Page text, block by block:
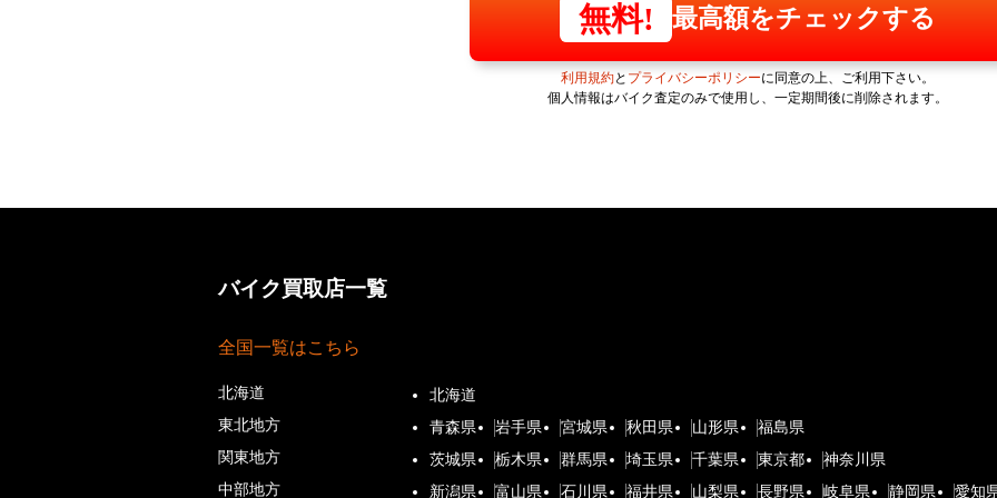
無料! 最高額をチェックする
利用規約と プライバシーポリシーに同意の上、ご利用下さい。
個人情報はバイク査定のみで使用し、一定期間後に削除されます。
バイク買取店一覧
全国一覧はこちら
北海道
北海道
東北地方
青森県 岩手県 宮城県 秋田県 山形県
福島県
関東地方
茨城県 栃木県 群馬県 埼玉県 千葉県 東京都
神奈川県
中部地方
新潟県 富山県 石川県 福井県 山梨県 長野県 岐阜県 静岡県 愛知